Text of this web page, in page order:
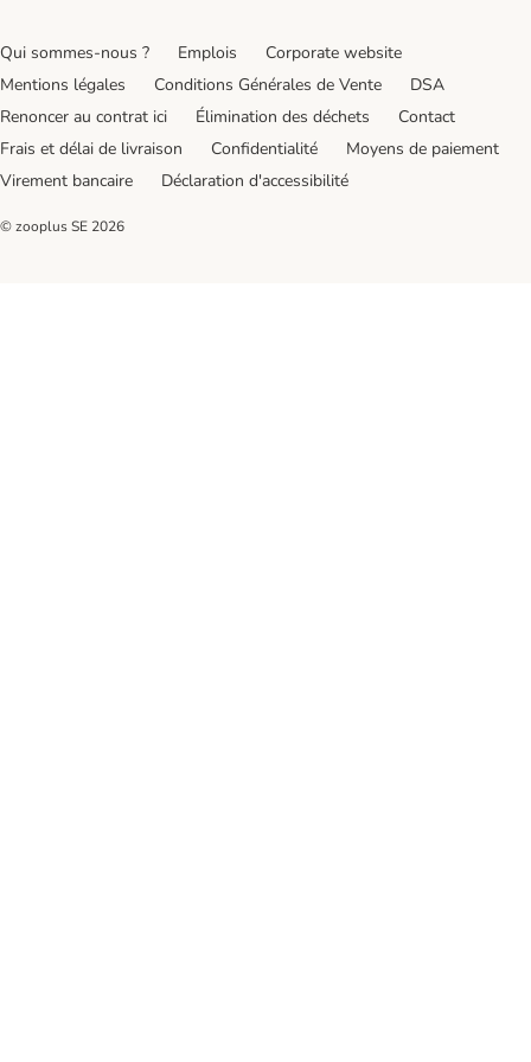
Qui sommes-nous ? Emplois
Corporate website
Mentions légales
Conditions Générales de Vente
DSA
Renoncer au contrat ici
Élimination des déchets
Contact
Frais et délai de livraison
Confidentialité
Moyens de paiement
Virement bancaire
Déclaration d'accessibilité
© zooplus SE 2026